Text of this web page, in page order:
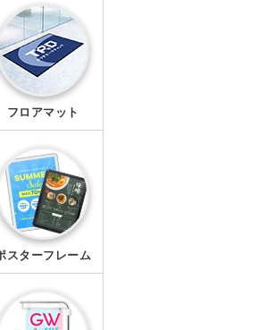
フロアマット
スターフレーム